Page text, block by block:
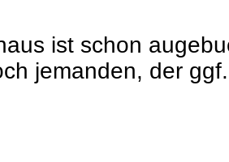
ist schon
jemanden, der